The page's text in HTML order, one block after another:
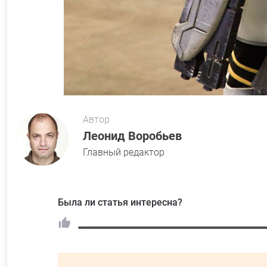
Автор
Леонид Воробьев
Главный редактор
Была ли статья интересна?